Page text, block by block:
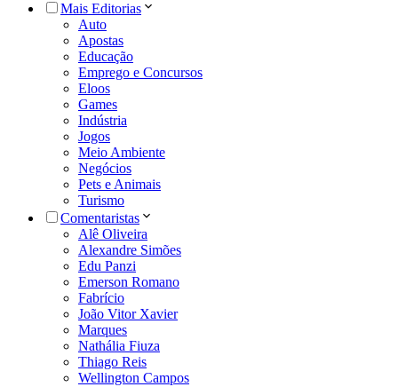
Mais Editorias
Auto
Apostas
Educação
Emprego e Concursos
Eloos
Games
Indústria
Jogos
Meio Ambiente
Negócios
Pets e Animais
Turismo
Comentaristas
Alê Oliveira
Alexandre Simões
Edu Panzi
Emerson Romano
Fabrício
João Vitor Xavier
Marques
Nathália Fiuza
Thiago Reis
Wellington Campos